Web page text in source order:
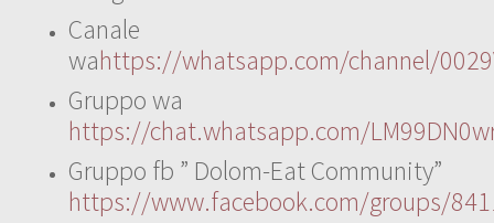
Canale
wahttps://whatsapp.com/channel/
Gruppo wa
https://chat.whatsapp.com/
Gruppo fb ” Dolom-Eat Community”
https://www.facebook.com/groups/